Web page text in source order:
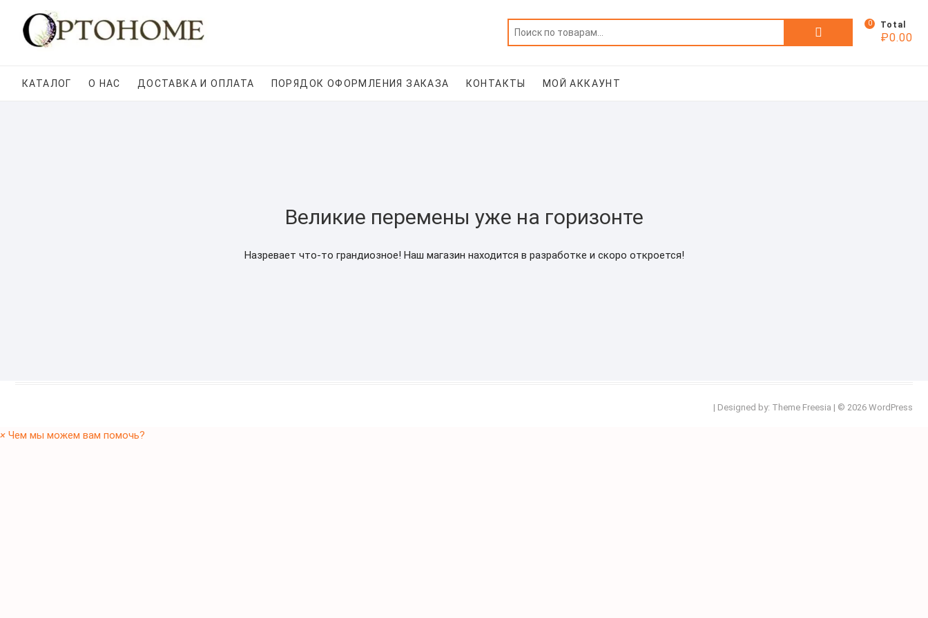
content
Искать: 0 Total
₽0.00
КАТАЛОГ О НАС ДОСТАВКА И ОПЛАТА ПОРЯДОК ОФОРМЛЕНИЯ ЗАКАЗА КОНТАКТЫ МОЙ АККАУНТ
Великие перемены уже на горизонте
Назревает что-то грандиозное! Наш магазин находится в разработке и скоро откроется!
| Designed by: Theme Freesia | © 2026 WordPress
× Чем мы можем вам помочь?